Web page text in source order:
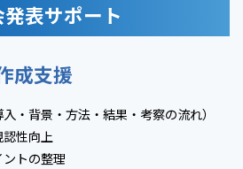
表サポート
成支援
・背景・方法・結果・考察の流れ）
性向上
トの整理